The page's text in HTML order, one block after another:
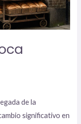
de la
significativo en